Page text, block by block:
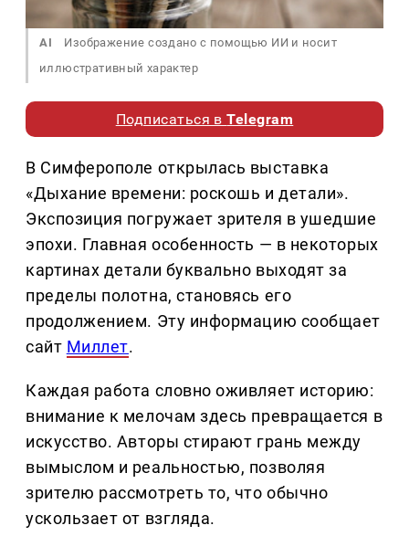
AI
Изображение создано с помощью ИИ и носит
иллюстративный характер
Подписаться вTelegram
В Симферополе открылась выставка
«Дыхание времени: роскошь и детали».
Экспозиция погружает зрителя в ушедшие
эпохи. Главная особенность — в некоторых
картинах детали буквально выходят за
пределы полотна, становясь его
продолжением. Эту информацию сообщает
сайт Миллет.
Каждая работа словно оживляет историю:
внимание к мелочам здесь превращается в
искусство. Авторы стирают грань между
вымыслом и реальностью, позволяя
зрителю рассмотреть то, что обычно
ускользает от взгляда.